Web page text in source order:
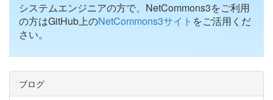
システムエンジニアの方で、NetCommons3をご利用
の方はGitHub上のNetCommons3サイト をご活用くだ
さい。
ブログ